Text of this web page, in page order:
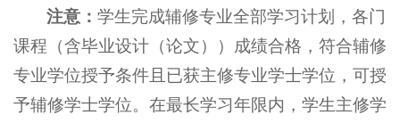
注意：学生完成辅修专业全部学习计划，各门
课程（含毕业设计（论文））成绩合格，符合辅修
专业学位授予条件且已获主修专业学士学位，可授
予辅修学士学位。在最长学习年限内，学生主修学